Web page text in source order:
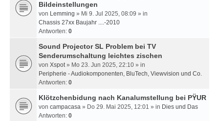
Bildeinstellungen
von Lemming » Mi 9. Jul 2025, 08:09 » in
Chassis 27xx Baujahr ....-2010
Antworten: 0
Sound Projector SL Problem bei TV
Senderumschaltung leichtes zischen
von Xspot» Mo 23. Jun 2025, 22:10 » in
Peripherie - Audiokomponenten, BluTech, Viewvision und Co.
Antworten: 0
Klötzchenbidung nach Kanalumstellung bei PŸUR
von campacasa » Do 29. Mai 2025, 12:01 » in Dies und Das
Antworten: 0